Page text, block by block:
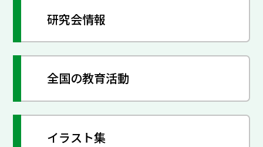
研究会情報
全国の教育活動
イラスト集